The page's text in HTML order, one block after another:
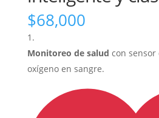
$68,000
Monitoreo de salud con
oxígeno en sangre.